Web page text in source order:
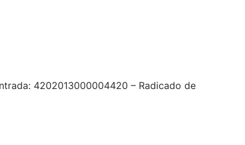
4202013000004420 – Radicado de